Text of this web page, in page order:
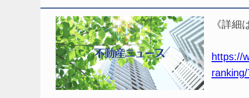
《詳細
https://